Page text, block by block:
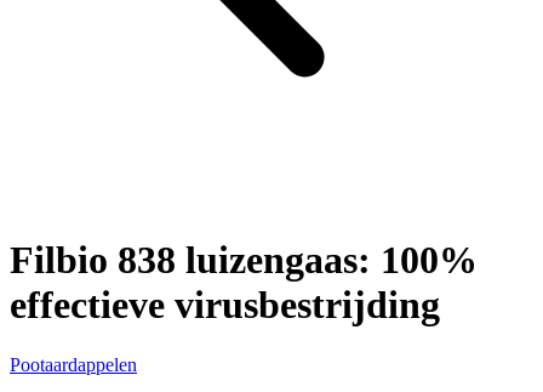
Filbio 838 luizengaas: 100%
effectieve virusbestrijding
Pootaardappelen